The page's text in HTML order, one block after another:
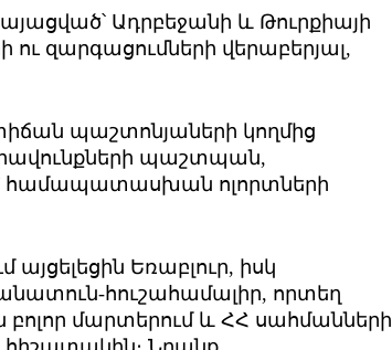
Ադրբեջանի և Թուրքիայի
զարգացումների վերաբերյալ,
պաշտոնյաների կողմից
պաշտպան,
համապատասխան ոլորտների
Եռաբլուր, իսկ
հուշահամալիր, որտեղ
մարտերում և ՀՀ սահմանների